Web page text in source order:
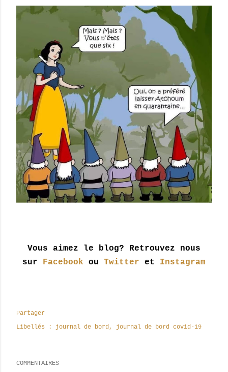
Vous aimez le blog? Retrouvez nous
sur Facebook ou Twitter et Instagram
Partager
Libellés :
journal de bord journal de bord covid-19
COMMENTAIRES